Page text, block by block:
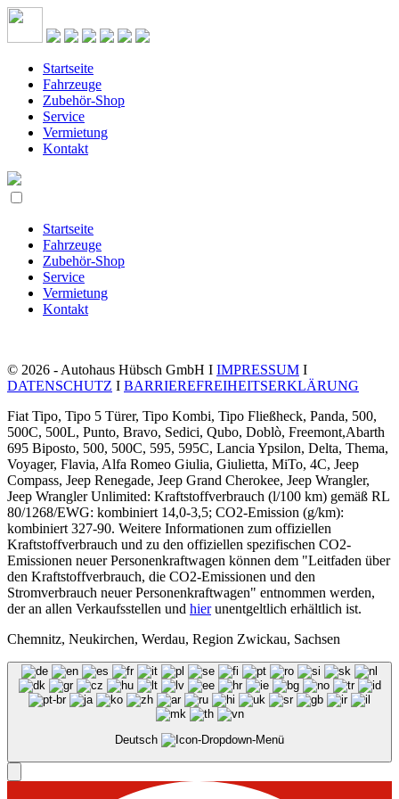
Startseite
Fahrzeuge
Zubehör-Shop
Service
Vermietung
Kontakt
Startseite
Fahrzeuge
Zubehör-Shop
Service
Vermietung
Kontakt
© 2026 - Autohaus Hübsch GmbH I IMPRESSUM I
DATENSCHUTZ I BARRIEREFREIHEITSERKLÄRUNG
Fiat Tipo, Tipo 5 Türer, Tipo Kombi, Tipo Fließheck, Panda, 500,
500C, 500L, Punto, Bravo, Sedici, Qubo, Doblò, Freemont,Abarth
695 Biposto, 500, 500C, 595, 595C, Lancia Ypsilon, Delta, Thema,
Voyager, Flavia, Alfa Romeo Giulia, Giulietta, MiTo, 4C, Jeep
Compass, Jeep Renegade, Jeep Grand Cherokee, Jeep Wrangler,
Jeep Wrangler Unlimited: Kraftstoffverbrauch (l/100 km) gemäß RL
80/1268/EWG: kombiniert 14,0-3,5; CO2-Emission (g/km):
kombiniert 327-90. Weitere Informationen zum offiziellen
Kraftstoffverbrauch und zu den offiziellen spezifischen CO2-
Emissionen neuer Personenkraftwagen können dem "Leitfaden über
den Kraftstoffverbrauch, die CO2-Emissionen und den
Stromverbrauch neuer Personenkraftwagen" entnommen werden,
der an allen Verkaufsstellen und hierunentgeltlich erhältlich ist.
Chemnitz, Neukirchen, Werdau, Region Zwickau, Sachsen
Deutsch